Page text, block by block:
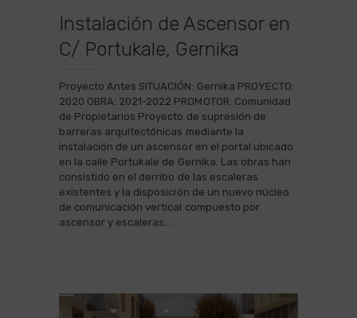
Instalación de Ascensor en
C/ Portukale, Gernika
Proyecto Antes SITUACIÓN: Gernika PROYECTO:
2020 OBRA: 2021-2022 PROMOTOR: Comunidad
de Propietarios Proyecto de supresión de
barreras arquitectónicas mediante la
instalación de un ascensor en el portal ubicado
en la calle Portukale de Gernika. Las obras han
consistido en el derribo de las escaleras
existentes y la disposición de un nuevo núcleo
de comunicación vertical compuesto por
ascensor y escaleras.…